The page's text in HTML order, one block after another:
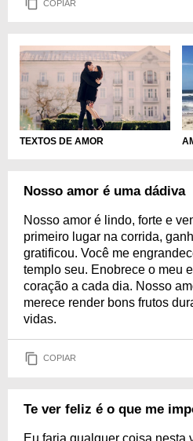
COPIAR
TEXTOS DE AMOR
Nosso amor é uma dádiva
Nosso amor é lindo, forte e
primeiro lugar na corrida,
gratificou. Você me
templo seu. Enobrece o meu
coração a cada dia. Nosso
merece render bons frutos
vidas.
COPIAR
Te ver feliz é o que me
Eu faria qualquer coisa nesta